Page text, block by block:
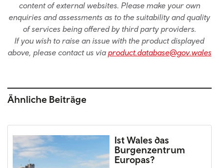
content of external websites. Please make your own
enquiries and assessments as to the suitability and quality
of services being offered by third party providers.
If you wish to raise an issue with the product displayed
above, please contact us via product.database@gov.wales
Ähnliche Beiträge
Ist Wales das
Burgenzentrum
Europas?